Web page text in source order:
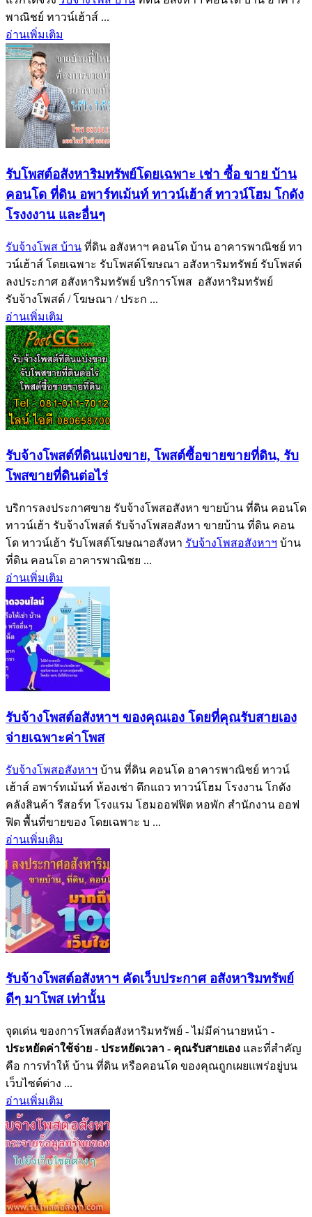
พาณิชย์ ทาวน์เฮ้าส์ ...
อ่านเพิ่มเติม
รับโพสต์อสังหาริมทรัพย์โดยเฉพาะ เช่า ซื้อ ขาย บ้าน
คอนโด ที่ดิน อพาร์ทเม้นท์ ทาวน์เฮ้าส์ ทาวน์โฮม โกดัง
โรงงงาน และอื่นๆ
รับจ้างโพส บ้าน ที่ดิน อสังหาฯ คอนโด บ้าน อาคารพาณิชย์ ทา
วน์เฮ้าส์ โดยเฉพาะ รับโพสต์โฆษณา อสังหาริมทรัพย์ รับโพสต์
ลงประกาศ อสังหาริมทรัพย์ บริการโพส อสังหาริมทรัพย์
รับจ้างโพสต์ / โฆษณา / ประก ...
อ่านเพิ่มเติม
รับจ้างโพสต์ที่ดินแบ่งขาย, โพสต์ซื้อขายขายที่ดิน, รับ
โพสขายที่ดินต่อไร่
บริการลงประกาศขาย รับจ้างโพสอสังหา ขายบ้าน ที่ดิน คอนโด
ทาวน์เฮ้า รับจ้างโพสต์ รับจ้างโพสอสังหา ขายบ้าน ที่ดิน คอน
โด ทาวน์เฮ้า รับโพสต์โฆษณาอสังหา รับจ้างโพสอสังหาฯ บ้าน
ที่ดิน คอนโด อาคารพาณิชย ...
อ่านเพิ่มเติม
รับจ้างโพสต์อสังหาฯ ของคุณเอง โดยที่คุณรับสายเอง
จ่ายเฉพาะค่าโพส
รับจ้างโพสอสังหาฯ บ้าน ที่ดิน คอนโด อาคารพาณิชย์ ทาวน์
เฮ้าส์ อพาร์ทเม้นท์ ห้องเช่า ตึกแถว ทาวน์โฮม โรงงาน โกดัง
คลังสินค้า รีสอร์ท โรงแรม โฮมออฟฟิต หอพัก สำนักงาน ออฟ
ฟิต พื้นที่ขายของ โดยเฉพาะ บ ...
อ่านเพิ่มเติม
รับจ้างโพสต์อสังหาฯ คัดเว็บประกาศ อสังหาริมทรัพย์
ดีๆ มาโพส เท่านั้น
จุดเด่น ของการโพสต์อสังหาริมทรัพย์ - ไม่มีค่านายหน้า -
ประหยัดค่าใช้จ่าย - ประหยัดเวลา - คุณรับสายเอง และที่สำคัญ
คือ การทำให้ บ้าน ที่ดิน หรือคอนโด ของคุณถูกเผยแพร่อยู่บน
เว็บไซต์ต่าง ...
อ่านเพิ่มเติม